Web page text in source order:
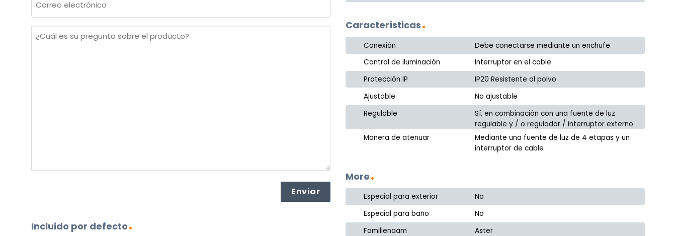
electrónico
¿Cuál
Incluido por defecto
Características
Conexión
Debe conectarse mediante un enchufe
Control de iluminación
Interruptor en el cable
Protección IP
IP20 Resistente al polvo
Ajustable
No ajustable
Regulable
Sí, en combinación con una fuente de luz
regulable y / o regulador / interruptor externo
Manera de atenuar
Mediante una fuente de luz de 4 etapas y un
interruptor de cable
More
Especial para exterior
No
Especial para baño
No
Familienaam
Aster